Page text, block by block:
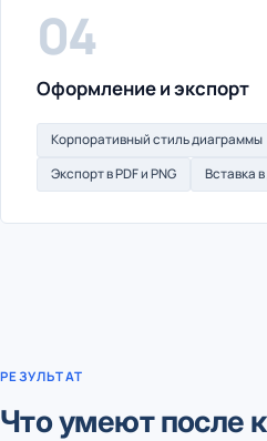
04
Оформление и экспорт
Корпоративный стиль диаграммы
Экспорт в PDF и PNG
Вставка
РЕЗУЛЬТАТ
Что умеют после